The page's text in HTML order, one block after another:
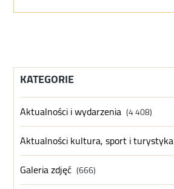
KATEGORIE
Aktualności i wydarzenia (4 408)
Aktualności kultura, sport i turystyka
Galeria zdjęć (666)